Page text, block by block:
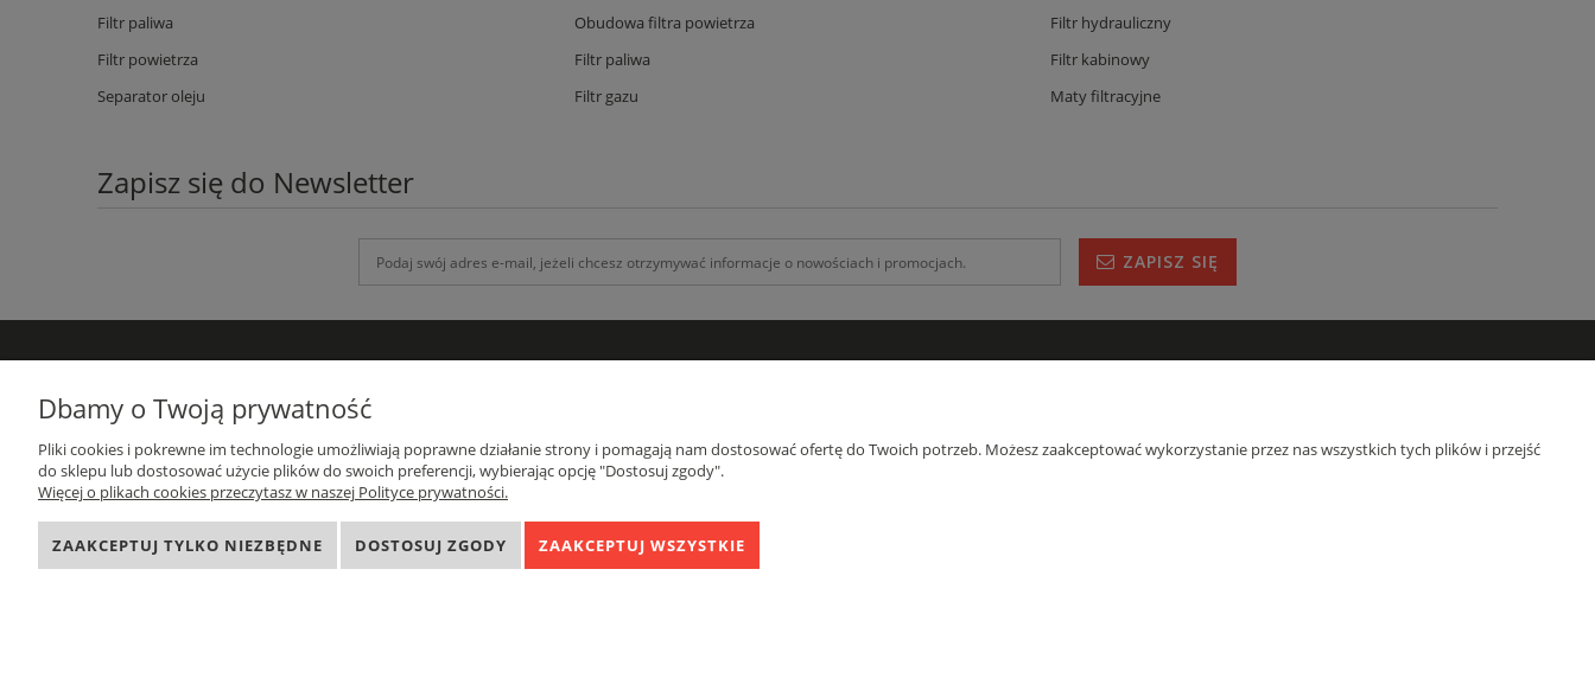
Filtr paliwa
Filtr powietrza
Separator oleju
Obudowa filtra powietrza
Filtr paliwa
Filtr gazu
Filtr hydrauliczny
Filtr kabinowy
Maty filtracyjne
Zapisz się do Newsletter
ZAPISZ SIĘ
GRUPA-ATH
ul. Targowa 1A/4, 19-300 Ełk
woj. warmińsko-mazurskie
662 027 377
NIP: 8481549323
Zamówienia specjalne
Koszty Dostawy , Formy płatności
Blog
Dbamy o Twoją prywatność
Pliki cookies i pokrewne im technologie umożliwiają poprawne działanie strony i pomagają nam dostosować ofertę do Twoich potrzeb. Możesz zaakceptować wykorzystanie przez nas wszystkich tych plików i przejść
do sklepu lub dostosować użycie plików do swoich preferencji, wybierając opcję "Dostosuj zgody".
Więcej o plikach cookies przeczytasz w naszej Polityce prywatności.
ZAAKCEPTUJ TYLKO NIEZBĘDNE DOSTOSUJ ZGODY ZAAKCEPTUJ WSZYSTKIE